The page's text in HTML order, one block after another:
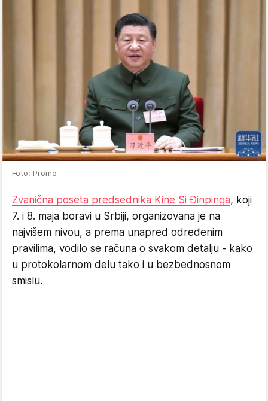
Foto: Promo
Zvanična poseta predsednika Kine Si Đinpinga, koji
7. i 8. maja boravi u Srbiji, organizovana je na
najvišem nivou, a prema unapred određenim
pravilima, vodilo se računa o svakom detalju - kako
u protokolarnom delu tako i u bezbednosnom
smislu.